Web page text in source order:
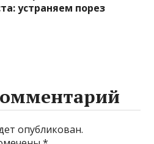
устраняем порез
опубликован.